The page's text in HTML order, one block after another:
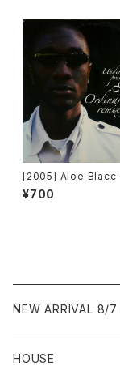
[2005] Aloe Blacc
Clover Presents
People Remix
¥700
NEW ARRIVAL 8/7
HOUSE